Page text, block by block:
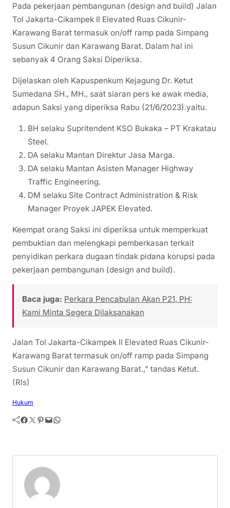
Pada pekerjaan pembangunan (design and build) Jalan
Tol Jakarta-Cikampek II Elevated Ruas Cikunir-
Karawang Barat termasuk on/off ramp pada Simpang
Susun Cikunir dan Karawang Barat. Dalam hal ini
sebanyak 4 Orang Saksi Diperiksa.
Dijelaskan oleh Kapuspenkum Kejagung Dr. Ketut
Sumedana SH., MH., saat siaran pers ke awak media,
adapun Saksi yang diperiksa Rabu (21/6/2023).yaitu.
BH selaku Supritendent KSO Bukaka – PT Krakatau
Steel.
DA selaku Mantan Direktur Jasa Marga.
DA selaku Mantan Asisten Manager Highway
Traffic Engineering.
DM selaku Site Contract Administration & Risk
Manager Proyek JAPEK Elevated.
Keempat orang Saksi ini diperiksa untuk memperkuat
pembuktian dan melengkapi pemberkasan terkait
penyidikan perkara dugaan tindak pidana korupsi pada
pekerjaan pembangunan (design and build).
Baca juga: Perkara Pencabulan Akan P21, PH:
Kami Minta Segera Dilaksanakan
Jalan Tol Jakarta-Cikampek II Elevated Ruas Cikunir-
Karawang Barat termasuk on/off ramp pada Simpang
Susun Cikunir dan Karawang Barat.,” tandas Ketut.
(Rls)
Hukum
Facebook Twitter Pinterest Mail WhatsApp